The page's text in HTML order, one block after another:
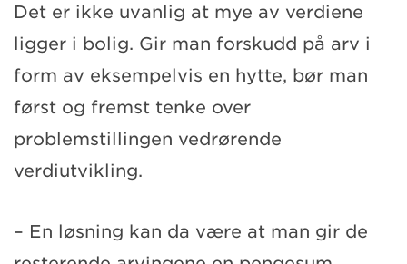
Det er ikke uvanlig at mye av verdiene
ligger i bolig. Gir man forskudd på arv i
form av eksempelvis en hytte, bør man
først og fremst tenke over
problemstillingen vedrørende
verdiutvikling.
– En løsning kan da være at man gir de